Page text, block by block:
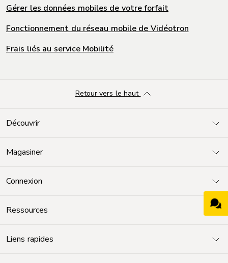
Gérer les données mobiles de votre forfait
Fonctionnement du réseau mobile de Vidéotron
Frais liés au service Mobilité
Découvrir
Magasiner
Connexion
Ressources
Liens rapides
Retour vers le haut